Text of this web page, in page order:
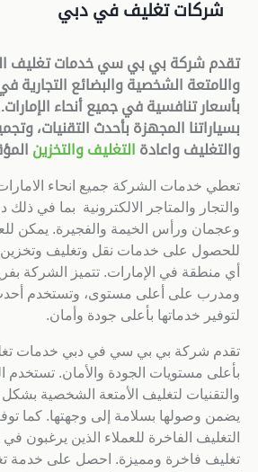
شركات تغليف في دبي
تقدم شركة بي بي سي خدمات تغليف
والامتعة الشخصية والبضائع التجارية
بأسعار تنافسية في جميع أنحاء
بسياراتنا المجهزة بأحدث التقنيات،
والتغليف واعادة
التغليف والتخزين
تعطي خدمات الشركة جميع انحاء
والتجار والمتاجر الالكترونية بما في
وعجمان ورأس الخيمة والفجيرة. يمكن
للحصول على خدمات نقل وتغليف وتخزين
أي منطقة في الإمارات. تتميز الشركة
ومدرب على أعلى مستوى، وتستخدم أحدث
لتوفير خدماتها بأعلى جودة وأمان.
تقدم شركة بي بي سي في دبي خدمات
بأعلى مستويات الجودة والأمان. تستخدم
والتقنيات لتغليف الأمتعة الشخصية
يضمن وصولها بسلامة إلى وجهتها. كما
التغليف الفاخرة للعملاء الذين يرغبون
تغليف فاخرة ومميزة. احصل على خدمة